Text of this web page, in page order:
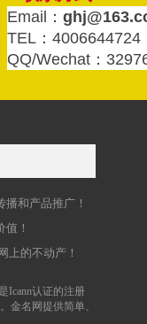
Email：
TEL：4006644724
QQ/Wechat：
和产品推广！
！
上的不动产！
Icann认证的注册
金名网提供简单、